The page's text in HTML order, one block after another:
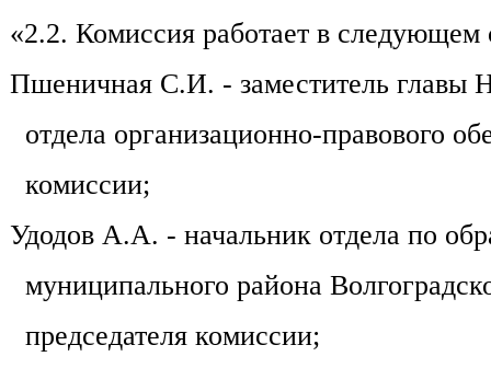
«2.2. Комиссия работает в следующем
Пшеничная С.И. - заместитель главы
отдела организационно-правового
комиссии;
Удодов А.А. - начальник отдела по
муниципального района
председателя комиссии;